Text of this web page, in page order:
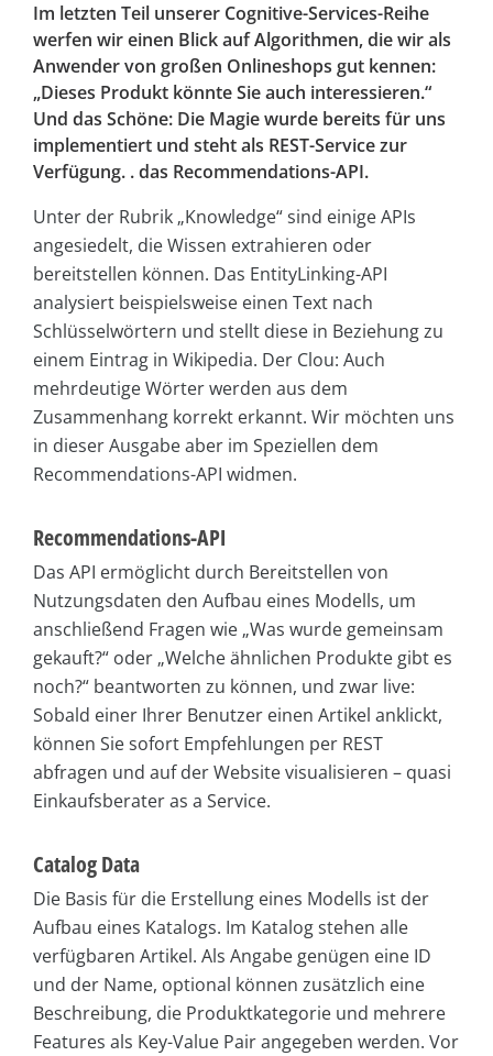
Im letzten Teil unserer Cognitive-Services-Reihe
werfen wir einen Blick auf Algorithmen, die wir als
Anwender von großen Onlineshops gut kennen:
„Dieses Produkt könnte Sie auch interessieren.“
Und das Schöne: Die Magie wurde bereits für uns
implementiert und steht als REST-Service zur
Verfügung. . das Recommendations-API.
Unter der Rubrik „Knowledge“ sind einige APIs
angesiedelt, die Wissen extrahieren oder
bereitstellen können. Das EntityLinking-API
analysiert beispielsweise einen Text nach
Schlüsselwörtern und stellt diese in Beziehung zu
einem Eintrag in Wikipedia. Der Clou: Auch
mehrdeutige Wörter werden aus dem
Zusammenhang korrekt erkannt. Wir möchten uns
in dieser Ausgabe aber im Speziellen dem
Recommendations-API widmen.
Recommendations-API
Das API ermöglicht durch Bereitstellen von
Nutzungsdaten den Aufbau eines Modells, um
anschließend Fragen wie „Was wurde gemeinsam
gekauft?“ oder „Welche ähnlichen Produkte gibt es
noch?“ beantworten zu können, und zwar live:
Sobald einer Ihrer Benutzer einen Artikel anklickt,
können Sie sofort Empfehlungen per REST
abfragen und auf der Website visualisieren – quasi
Einkaufsberater as a Service.
Catalog Data
Die Basis für die Erstellung eines Modells ist der
Aufbau eines Katalogs. Im Katalog stehen alle
verfügbaren Artikel. Als Angabe genügen eine ID
und der Name, optional können zusätzlich eine
Beschreibung, die Produktkategorie und mehrere
Features als Key-Value Pair angegeben werden. Vor